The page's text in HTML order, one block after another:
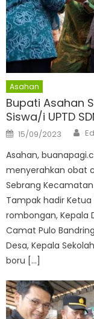
Asahan
Bupati Asahan
Siswa/i UPTD
Posted
on
15/09/2023
Asahan,
menyerahkan obat
Sebrang
Tampak hadir Ketua
rombongan, Kepala
Camat Pulo
Desa, Kepala
boru […]